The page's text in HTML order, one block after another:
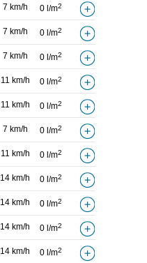
7 km/h 0 l/m2
7 km/h 0 l/m2
7 km/h 0 l/m2
11 km/h 0 l/m2
11 km/h 0 l/m2
7 km/h 0 l/m2
11 km/h 0 l/m2
14 km/h 0 l/m2
14 km/h 0 l/m2
14 km/h 0 l/m2
14 km/h 0 l/m2